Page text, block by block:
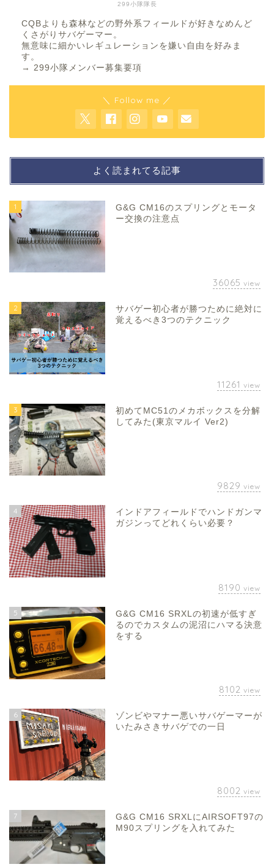
299小隊隊長
CQBよりも森林などの野外系フィールドが好きなめんど
くさがりサバゲーマー。
無意味に細かいレギュレーションを嫌い自由を好みま
す。
→ 299小隊メンバー募集要項
＼ Follow me ／
よく読まれてる記事
1
G&G CM16のスプリングとモータ
ー交換の注意点
36065 view
2
サバゲー初心者が勝つために絶対に
覚えるべき3つのテクニック
11261 view
3
初めてMC51のメカボックスを分解
してみた(東京マルイ Ver2)
9829 view
4
インドアフィールドでハンドガンマ
ガジンってどれくらい必要？
8190 view
5
G&G CM16 SRXLの初速が低すぎ
るのでカスタムの泥沼にハマる決意
をする
8102 view
6
ゾンビやマナー悪いサバゲーマーが
いたみさきサバゲでの一日
8002 view
7
G&G CM16 SRXLにAIRSOFT97の
M90スプリングを入れてみた